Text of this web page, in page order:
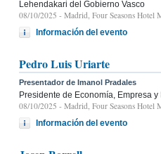
Lehendakari del Gobierno Vasco
08/10/2025 - Madrid, Four Seasons Hotel
Información del evento
Pedro Luis Uriarte
Presentador de Imanol Pradales
Presidente de Economía, Empresa y
08/10/2025 - Madrid, Four Seasons Hotel
Información del evento